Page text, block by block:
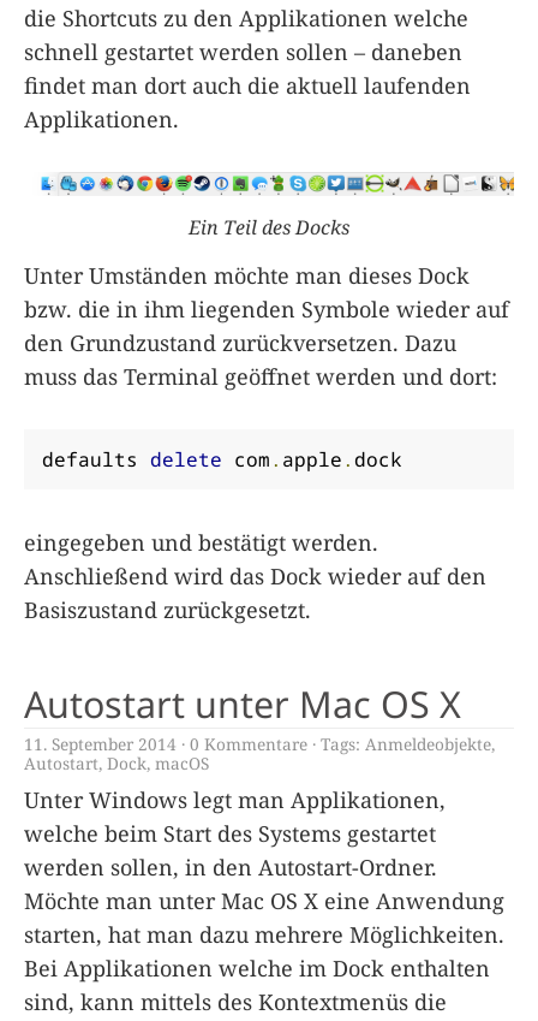
die Shortcuts zu den Applikationen welche
schnell gestartet werden sollen – daneben
findet man dort auch die aktuell laufenden
Applikationen.
Ein Teil des Docks
Unter Umständen möchte man dieses Dock
bzw. die in ihm liegenden Symbole wieder auf
den Grundzustand zurückversetzen. Dazu
muss das Terminal geöffnet werden und dort:
defaults delete com. apple.dock
eingegeben und bestätigt werden.
Anschließend wird das Dock wieder auf den
Basiszustand zurückgesetzt.
Autostart unter Mac OS X
11. September 2014 0 Kommentare Tags: Anmeldeobjekte,
Autostart, Dock, macOS
Unter Windows legt man Applikationen,
welche beim Start des Systems gestartet
werden sollen, in den Autostart-Ordner.
Möchte man unter Mac OS X eine Anwendung
starten, hat man dazu mehrere Möglichkeiten.
Bei Applikationen welche im Dock enthalten
sind, kann mittels des Kontextmenüs die